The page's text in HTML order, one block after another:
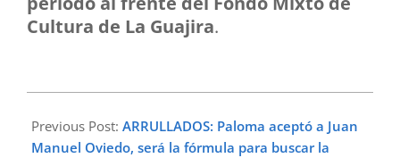
Cultura de La Guajira.
03-
12
Previous Post: ARRULLADOS: Paloma aceptó a Juan
Manuel Oviedo, será la fórmula para buscar la